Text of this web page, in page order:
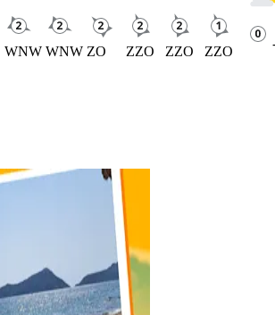
WNW WNW ZO ZZO ZZO ZZO